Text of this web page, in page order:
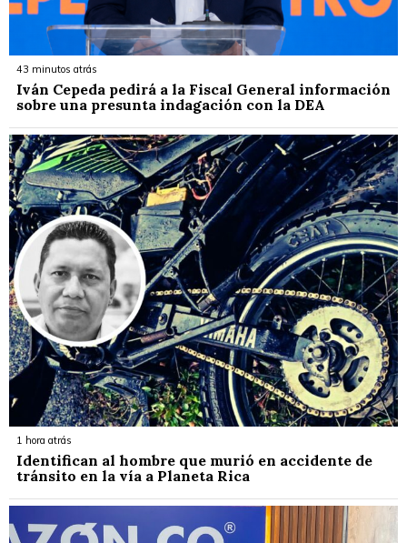
43 minutos atrás
Iván Cepeda pedirá a la Fiscal General información
sobre una presunta indagación con la DEA
1 hora atrás
Identifican al hombre que murió en accidente de
tránsito en la vía a Planeta Rica